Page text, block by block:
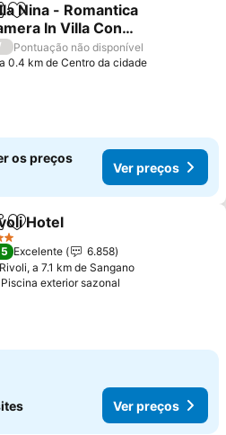
Adicionar aos favoritos
Nina - Romantica
In Villa Con
preços
Pontuação não disponível
a 0.4 km de Centro da cidade
os preços
Ver preços
Adicionar aos favoritos
Hotel
Excelente
6.858
Rivoli, a 7.1 km de Sangano
Piscina exterior sazonal
Ver preços